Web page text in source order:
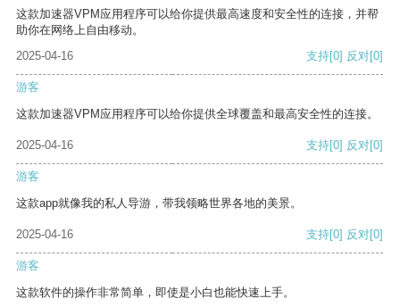
这款加速器VPM应用程序可以给你提供最高速度和安全性的连接，并帮
助你在网络上自由移动。
2025-04-16
支持[0] 反对[0]
游客
这款加速器VPM应用程序可以给你提供全球覆盖和最高安全性的连接。
2025-04-16 支持[0] 反对[0]
游客
这款app就像我的私人导游，带我领略世界各地的美景。
2025-04-16 支持[0] 反对[0]
游客
这款软件的操作非常简单，即使是小白也能快速上手。